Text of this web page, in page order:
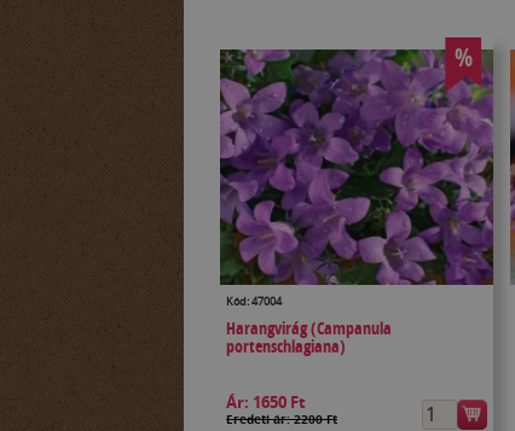
%
Kód: 47004
Harangvirág (Campanula
portenschlagiana)
Ár: 1650 Ft
Eredeti ár: 2200 Ft